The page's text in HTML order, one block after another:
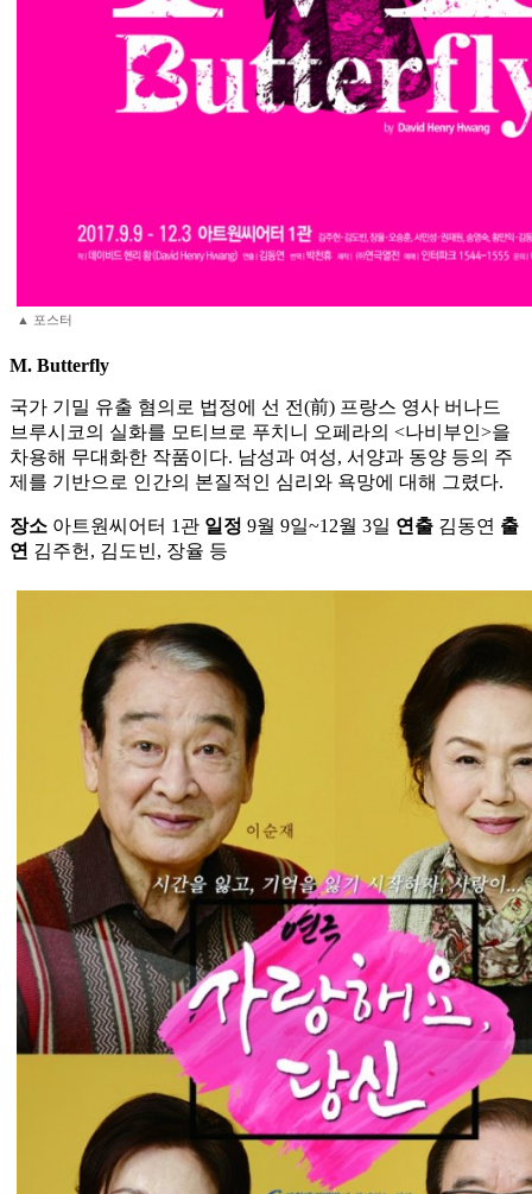
▲ 포스터
M. Butterfly
국가 기밀 유출 혐의로 법정에 선 전(前) 프랑스 영사 버나드
브루시코의 실화를 모티브로 푸치니 오페라의 <나비부인>을
차용해 무대화한 작품이다. 남성과 여성, 서양과 동양 등의 주
제를 기반으로 인간의 본질적인 심리와 욕망에 대해 그렸다.
장소 아트원씨어터 1관 일정 9월 9일~12월 3일 연출 김동연 출
연 김주헌, 김도빈, 장율 등